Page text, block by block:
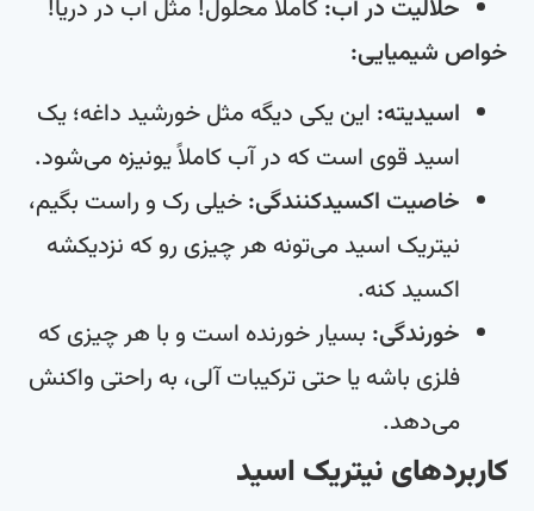
حلالیت در آب:کاملاً محلول! مثل آب در دریا!
خواص شیمیایی:
اسیدیته:این یکی دیگه مثل خورشید داغه؛ یک
اسید قوی است که در آب کاملاً یونیزه می‌شود.
خاصیت اکسیدکنندگی:خیلی رک و راست بگیم،
نیتریک اسید می‌تونه هر چیزی رو که نزدیکشه
اکسید کنه.
خورندگی:بسیار خورنده است و با هر چیزی که
فلزی باشه یا حتی ترکیبات آلی، به راحتی واکنش
می‌دهد.
کاربردهای نیتریک اسید